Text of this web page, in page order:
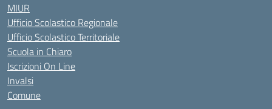
MIUR
Ufficio Scolastico Regionale
Ufficio Scolastico Territoriale
Scuola in Chiaro
Iscrizioni On Line
Invalsi
Comune